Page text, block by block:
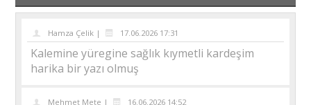
Hamza Çelik | 17.06.2026 17:31
Kalemine yüregine sağlık kıymetli kardeşim
harika bir yazı olmuş
Mehmet Mete | 16.06.2026 14:52